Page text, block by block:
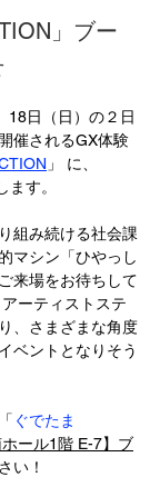
」ブー
18日（日）の２日
催されるGX体験
」 に、
す。
組み続ける社会課
マシン「ひやっし
来場をお待ちして
ーティストステ
、さまざまな角度
ベントとなりそう
ぐでたま
ホール1階 E-7】ブ
い！